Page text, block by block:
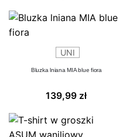
UNI
Bluzka lniana MIA blue fiora
139,99 zł